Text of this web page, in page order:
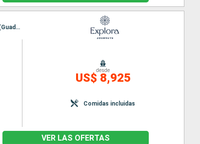
Itinerario : Miami, Saint John's, Terre de Haut, Gustavia, San Juan, Road Bay, Saint John's, Basse-Terre (Guadalupe), Grand Turk, Miami
desde
US$ 8,925
Comidas incluidas
VER LAS OFERTAS